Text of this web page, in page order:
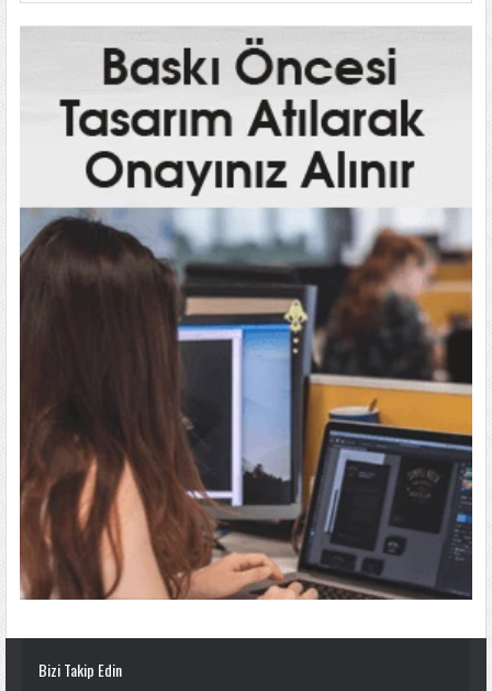
Bizi Takip Edin